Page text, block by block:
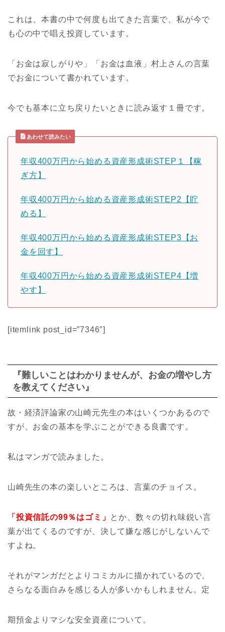
これは、本書の中で何度も出てきた言葉で、私が今で
も心の中で唱え投資しています。
「お金は寂しがりや」「お金は血液」村上さんの言葉
でお金について書かれています。
今でも基本に立ち戻りたいときに読み返す１冊です。
あわせて読みたい
年収400万円から始める資産形成術STEP１【稼
ぎ方】
年収400万円から始める資産形成術STEP2【貯
める】
年収400万円から始める資産形成術STEP3【お
金を回す】
年収400万円から始める資産形成術STEP4【増
やす】
[itemlink post_id=”7346″]
『難しいことはわかりませんが、お金の増やし方
を教えてください』
故・経済評論家の山崎元先生の本はいくつかあるので
すが、お金の基本を学ぶことができる良書です。
私はマンガで読みました。
山崎先生の本の楽しいところは、言葉のチョイス。
「投資信託の99％はゴミ」 とか、数々の切れ味鋭い言
葉が出てくるのですが、決して嫌な感じがしないんで
すよね。
それがマンガだとよりコミカルに描かれているので、
さらなる面白みを感じる人が多いかもしれません。定
期預金よりマシな安全資産について。